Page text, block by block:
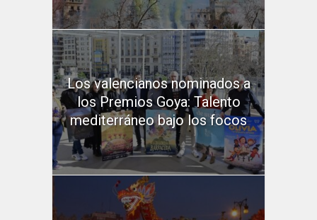
Los valencianos nominados a
los Premios Goya: Talento
mediterráneo bajo los focos